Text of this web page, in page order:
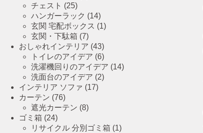
チェスト (25)
ハンガーラック (14)
玄関 宅配ボックス (1)
玄関・下駄箱 (7)
おしゃれインテリア (43)
トイレのアイデア (6)
洗濯機回りのアイデア (14)
洗面台のアイデア (2)
インテリア ソファ (17)
カーテン (76)
遮光カーテン (8)
ゴミ箱 (24)
リサイクル 分別ゴミ箱 (1)